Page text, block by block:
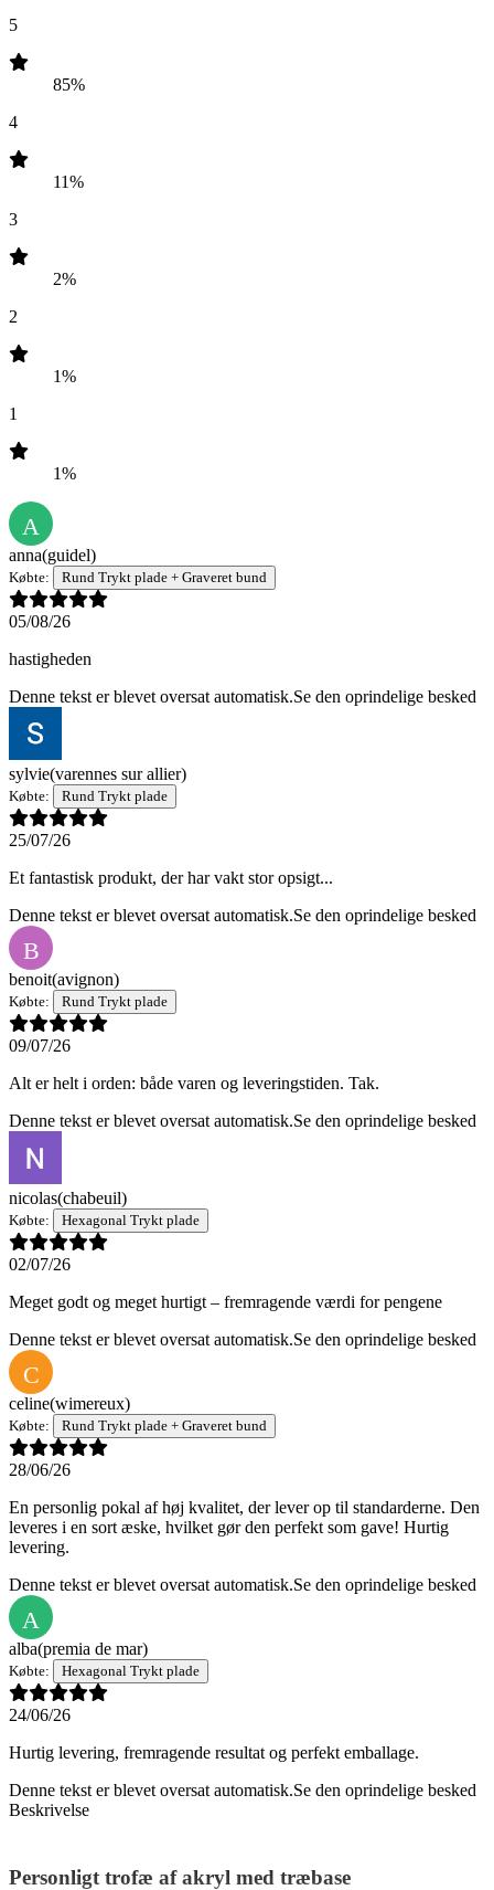
5
85%
4
11%
3
2%
2
1%
1
1%
A
anna(guidel)
Købte: Rund Trykt plade + Graveret bund
05/08/26
hastigheden
Denne tekst er blevet oversat automatisk.Se den oprindelige besked
sylvie(varennes sur allier)
Købte: Rund Trykt plade
25/07/26
Et fantastisk produkt, der har vakt stor opsigt...
Denne tekst er blevet oversat automatisk.Se den oprindelige besked
B
benoit(avignon)
Købte: Rund Trykt plade
09/07/26
Alt er helt i orden: både varen og leveringstiden. Tak.
Denne tekst er blevet oversat automatisk.Se den oprindelige besked
nicolas(chabeuil)
Købte: Hexagonal Trykt plade
02/07/26
Meget godt og meget hurtigt – fremragende værdi for pengene
Denne tekst er blevet oversat automatisk.Se den oprindelige besked
C
celine(wimereux)
Købte: Rund Trykt plade + Graveret bund
28/06/26
En personlig pokal af høj kvalitet, der lever op til standarderne. Den
leveres i en sort æske, hvilket gør den perfekt som gave! Hurtig
levering.
Denne tekst er blevet oversat automatisk.Se den oprindelige besked
A
alba(premia de mar)
Købte: Hexagonal Trykt plade
24/06/26
Hurtig levering, fremragende resultat og perfekt emballage.
Denne tekst er blevet oversat automatisk.Se den oprindelige besked
Beskrivelse
Personligt trofæ af akryl med træbase